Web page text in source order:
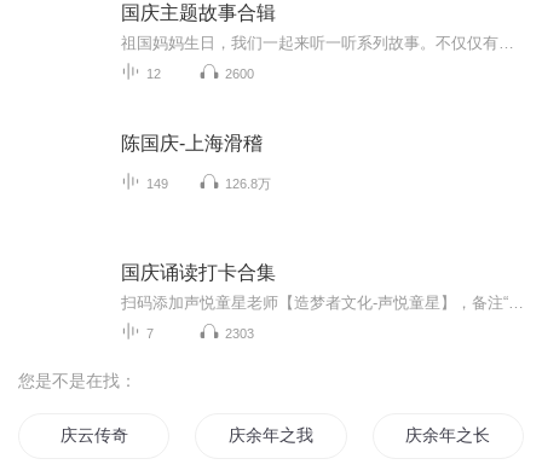
国庆主题故事合辑
12 2600
陈国庆-上海滑稽
149 126.8万
国庆诵读打卡合集
7 2303
您是不是在找：
庆云传奇 庆余年之我叫王启年 庆余年之长歌行